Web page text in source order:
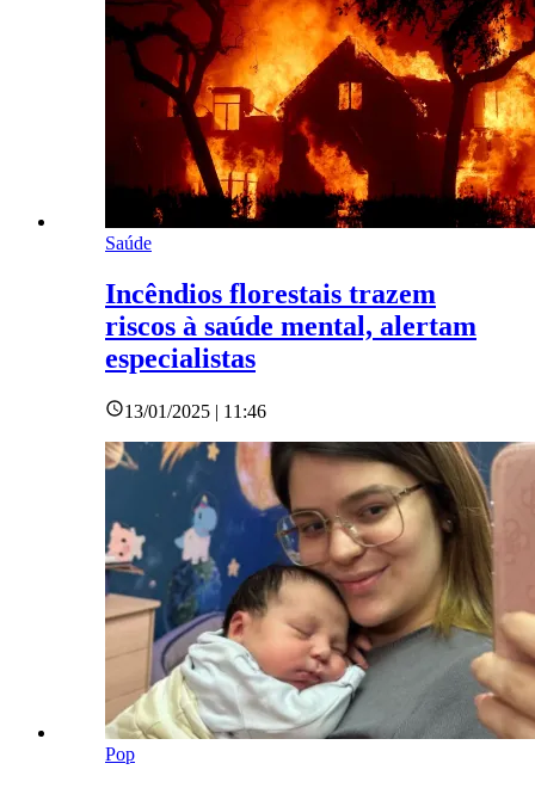
Saúde
Incêndios florestais trazem
riscos à saúde mental, alertam
especialistas
13/01/2025 | 11:46
Pop